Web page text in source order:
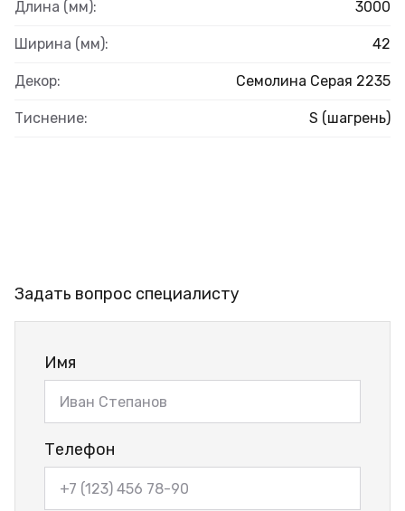
Длина (мм): 3000
Ширина (мм): 42
Декор: Семолина Серая 2235
Тиснение: S (шагрень)
Задать вопрос специалисту
Имя
Телефон